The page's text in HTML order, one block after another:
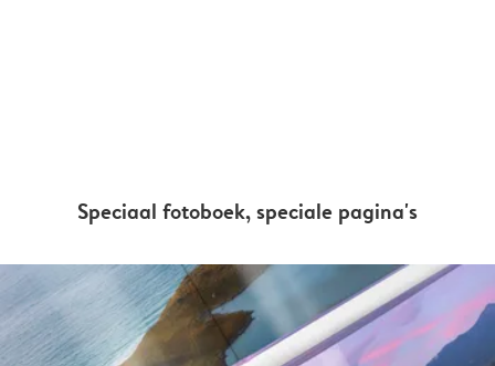
Speciaal fotoboek, speciale pagina's